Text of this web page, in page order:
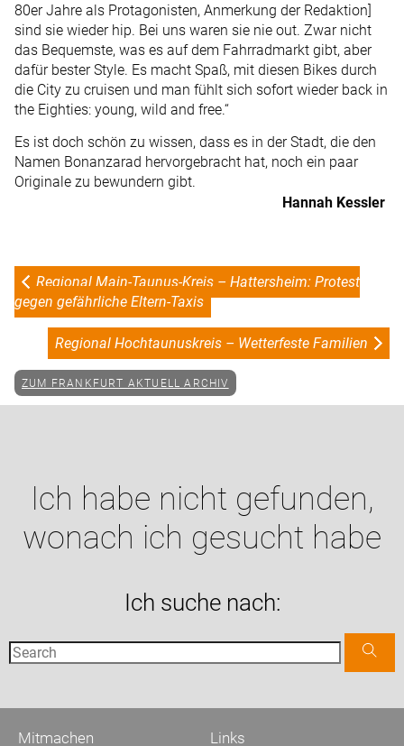
80er Jahre als Protagonisten, Anmerkung der Redaktion]
sind sie wieder hip. Bei uns waren sie nie out. Zwar nicht
das Bequemste, was es auf dem Fahrradmarkt gibt, aber
dafür bester Style. Es macht Spaß, mit diesen Bikes durch
die City zu cruisen und man fühlt sich sofort wieder back in
the Eighties: young, wild and free.“
Es ist doch schön zu wissen, dass es in der Stadt, die den
Namen Bonanzarad hervorgebracht hat, noch ein paar
Originale zu bewundern gibt.
Hannah Kessler
Regional Main-Taunus-Kreis – Hattersheim: Protest
gegen gefährliche Eltern-Taxis
Regional Hochtaunuskreis – Wetterfeste Familien
ZUM FRANKFURT AKTUELL ARCHIV
Ich habe nicht gefunden,
wonach ich gesucht habe
Ich suche nach:
Links
Mitmachen